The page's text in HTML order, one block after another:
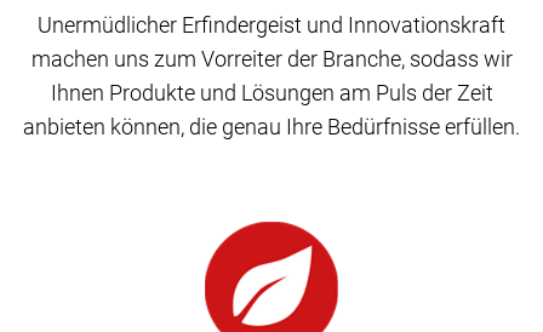
Unermüdlicher Erfindergeist und Innovationskraft
machen uns zum Vorreiter der Branche, sodass wir
Ihnen Produkte und Lösungen am Puls der Zeit
anbieten können, die genau Ihre Bedürfnisse erfüllen.